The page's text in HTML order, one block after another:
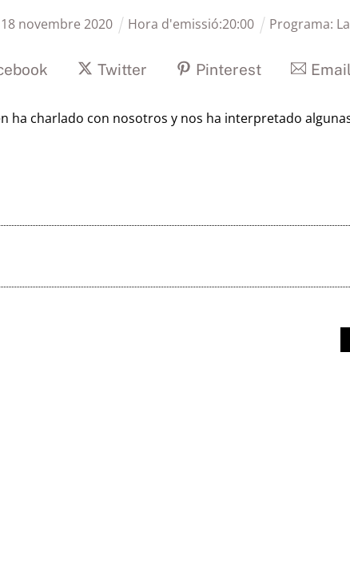
18 novembre 2020 Hora d'emissió:20:00 Programa:
Twitter Pinterest Email
ha charlado con nosotros y nos ha interpretado